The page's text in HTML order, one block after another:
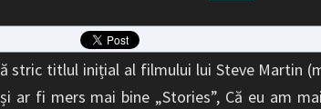
stric titlul inițial al filmului lui Steve Martin
ar fi mers mai bine „Stories”, Că eu am